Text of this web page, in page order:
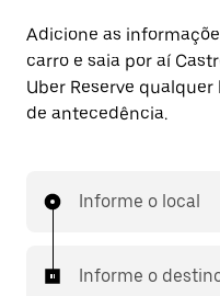
Adicione as
carro e saia por aí
Uber Reserve
de antecedência.
Informe o local
Informe o